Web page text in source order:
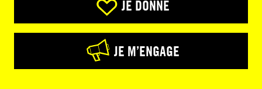
JE DONNE
JE M’ENGAGE